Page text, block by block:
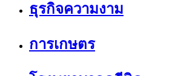
ธุรกิจความงาม
การเกษตร